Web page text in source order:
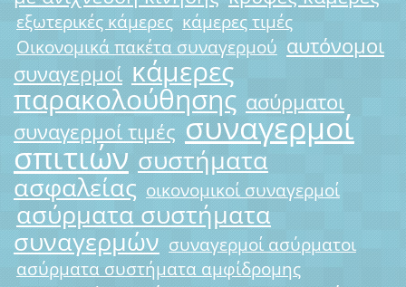
εξωτερικές κάμερες κάμερες τιμές
Οικονομικά πακέτα συναγερμού αυτόνομοι
συναγερμοί κάμερες
παρακολούθησης ασύρματοι
συναγερμοί τιμές συναγερμοί
σπιτιών συστήματα
ασφαλείας οικονομικοί συναγερμοί
ασύρματα συστήματα
συναγερμών συναγερμοί ασύρματοι
ασύρματα συστήματα αμφίδρομης